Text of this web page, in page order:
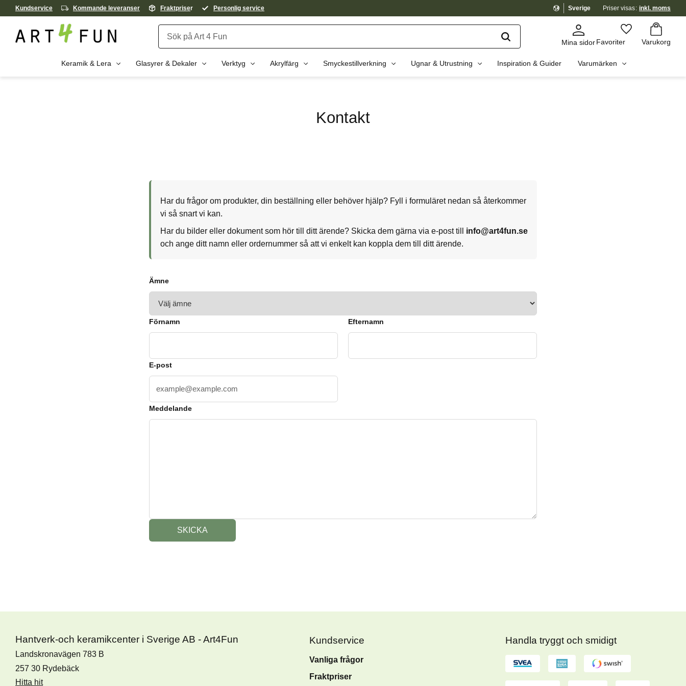
Kundservice Kommande leveranser Fraktpriser Personlig service Sverige Priser visas inkl. moms
Mina sidorFavoriter Varukorg
Favoriter
Kundvagn
Keramik & Lera Glasyrer & Dekaler Verktyg Akrylfärg Smyckestillverkning Ugnar & Utrustning Inspiration & Guider Varumärken
Kontakt
Har du frågor om produkter, din beställning eller behöver hjälp? Fyll i formuläret nedan så återkommer
vi så snart vi kan.
Har du bilder eller dokument som hör till ditt ärende? Skicka dem gärna via e-post till info@art4fun.se
och ange ditt namn eller ordernummer så att vi enkelt kan koppla dem till ditt ärende.
Ämne
Förnamn Efternamn
E-post
Meddelande
SKICKA
Hantverk-och keramikcenter i Sverige AB - Art4Fun
Landskronavägen 783 B
257 30 Rydebäck
Hitta hit
Kundservice
Vanliga frågor
Fraktpriser
Handla tryggt och smidigt